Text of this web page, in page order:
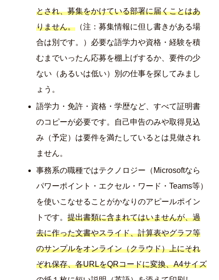
とされ、募集をかけている部署に届くことはあ
りません。 （注：募集情報に但し書きがある場
合は別です。）必要な語学力や資格・経験を積
むまでいったん応募を棚上げするか、要件の少
ない（あるいは低い）別の仕事を探してみまし
ょう。
語学力・免許・資格・学歴など、すべて証明書
のコピーが必要です。自己申告のみや取得見込
み（予定）は要件を満たしているとは見做され
ません。
事務系の職種ではテクノロジー（Microsoftなら
パワーポイント・エクセル・ワード・Teams等）
を使いこなせることがかなりのアピールポイン
トです。提出書類に含まれてはいませんが、過
去に作った文書やスライド、計算表やグラフ等
のサンプルをオンライン（クラウド）上にそれ
ぞれ保存、各URLをQRコードに変換、A4サイズ